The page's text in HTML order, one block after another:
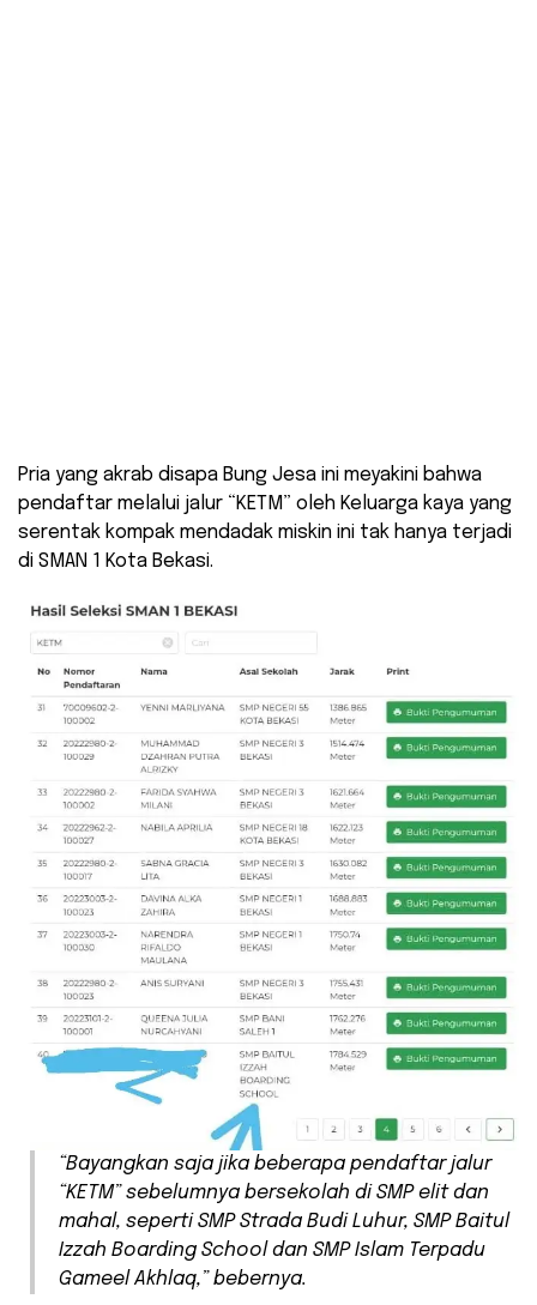
Pria yang akrab disapa Bung Jesa ini meyakini bahwa
pendaftar melalui jalur “KETM” oleh Keluarga kaya yang
serentak kompak mendadak miskin ini tak hanya terjadi
di SMAN 1 Kota Bekasi.
“Bayangkan saja jika beberapa pendaftar jalur
“KETM” sebelumnya bersekolah di SMP elit dan
mahal, seperti SMP Strada Budi Luhur, SMP Baitul
Izzah Boarding School dan SMP Islam Terpadu
Gameel Akhlaq,” bebernya.